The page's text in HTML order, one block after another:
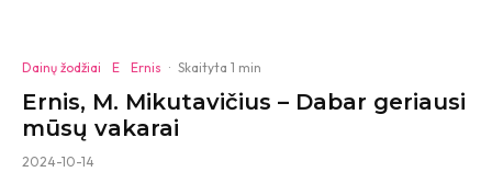
Dainų žodžiai E Ernis · Skaityta 1 min
Ernis, M. Mikutavičius – Dabar geriausi
mūsų vakarai
2024-10-14